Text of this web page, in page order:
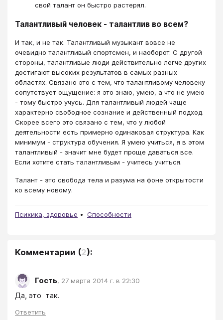
свой талант он быстро растерял.
Талантливый человек - талантлив во всем?
И так, и не так. Талантливый музыкант вовсе не
очевидно талантливый спортсмен, и наоборот. С другой
стороны, талантливые люди действительно легче других
достигают высоких результатов в самых разных
областях. Связано это с тем, что талантливому человеку
сопутствует ощущение: я это знаю, умею, а что не умею
- тому быстро учусь. Для талантливый людей чаще
характерно свободное сознание и действенный подход.
Скорее всего это связано с тем, что у любой
деятельности есть примерно одинаковая структура. Как
минимум - структура обучения. Я умею учиться, я в этом
талантливый - значит мне будет проще даваться все.
Если хотите стать талантливым - учитесь учиться.
Талант - это свобода тела и разума на фоне открытости
ко всему новому.
Психика, здоровье Способности
Комментарии (2):
Гость, 27 марта 2014 г. в 22:30
Да, это  так.
Ответить